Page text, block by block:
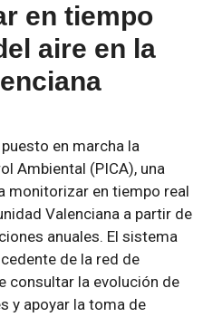
en tiempo
aire en la
en marcha la
Ambiental (PICA), una
monitorizar en tiempo real
Valenciana a partir de
anuales. El sistema
de la red de
consultar la evolución de
y apoyar la toma de